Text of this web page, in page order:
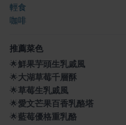
輕食
咖啡
推薦菜色
🌟鮮果芋頭生乳戚風
🌟大湖草莓千層酥
🌟草莓生乳戚風
🌟愛文芒果百香乳酪塔
🌟藍莓優格重乳酪